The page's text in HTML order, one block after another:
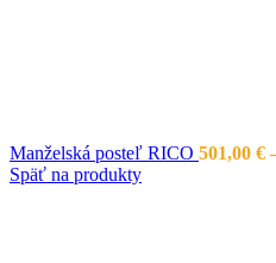
Manželská posteľ RICO 501,00 €
Späť na produkty